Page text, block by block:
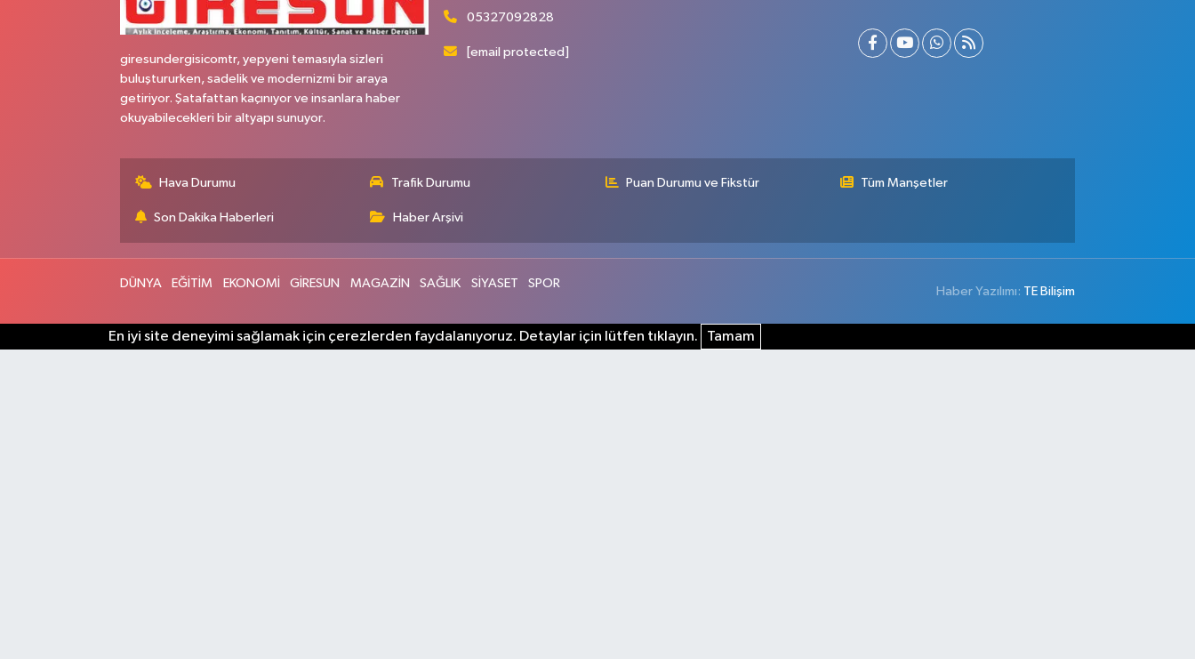
giresundergisicomtr, yepyeni temasıyla sizleri
buluştururken, sadelik ve modernizmi bir araya
getiriyor. Şatafattan kaçınıyor ve insanlara haber
okuyabilecekleri bir altyapı sunuyor.
05327092828
[email protected]
Hava Durumu Trafik Durumu Puan Durumu ve Fikstür Tüm Manşetler
Son Dakika Haberleri Haber Arşivi
DÜNYA EĞİTİM EKONOMİ GİRESUN MAGAZİN SAĞLIK SİYASET SPOR
Haber Yazılımı: TE Bilişim
En iyi site deneyimi sağlamak için çerezlerden faydalanıyoruz. Detaylar için lütfen tıklayın. Tamam